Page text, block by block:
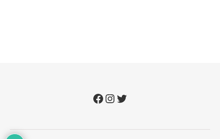
Facebook
Instagram
Twitter